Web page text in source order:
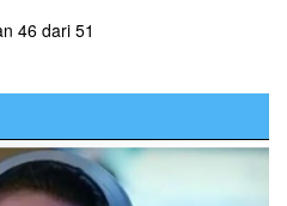
46 dari 51